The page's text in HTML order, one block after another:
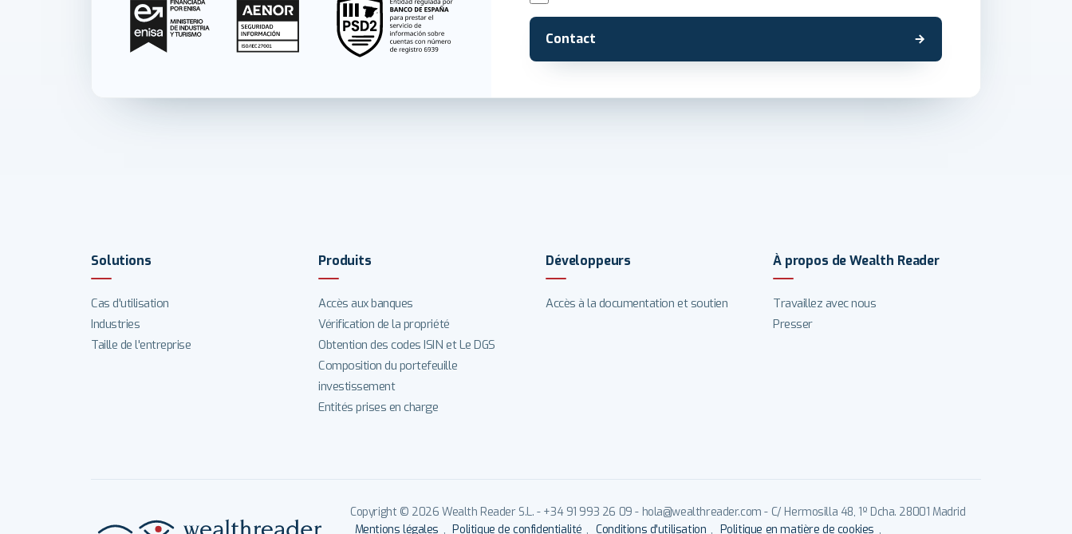
Contact
Solutions
Cas d'utilisation
Industries
Taille de l'entreprise
Produits
Accès aux banques
Vérification de la propriété
Obtention des codes ISIN et Le DGS
Composition du portefeuille
investissement
Entités prises en charge
Développeurs
Accès à la documentation et soutien
À propos de Wealth Reader
Travaillez avec nous
Presser
Copyright © 2026 Wealth Reader S.L. - +34 91 993 26 09 - hola@wealthreader.com - C/ Hermosilla 48, 1º Dcha. 28001 Madrid
Mentions légales , Politique de confidentialité , Conditions d'utilisation , Politique en matière de cookies ,